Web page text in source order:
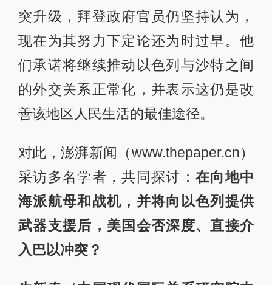
突升级，拜登政府官员仍坚持认为，
现在为其努力下定论还为时过早。他
们承诺将继续推动以色列与沙特之间
的外交关系正常化，并表示这仍是改
善该地区人民生活的最佳途径。
对此，澎湃新闻（www.thepaper.cn）
采访多名学者，共同探讨：在向地中
海派航母和战机，并将向以色列提供
武器支援后，美国会否深度、直接介
入巴以冲突？